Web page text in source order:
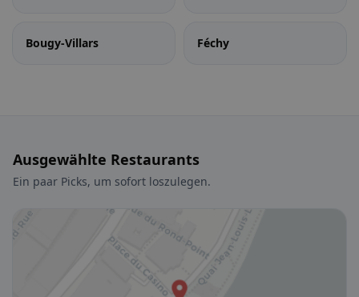
Bougy-Villars Féchy
Ausgewählte Restaurants
Ein paar Picks, um sofort loszulegen.